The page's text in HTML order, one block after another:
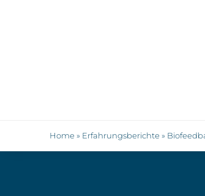
Home » Erfahrungsberichte »